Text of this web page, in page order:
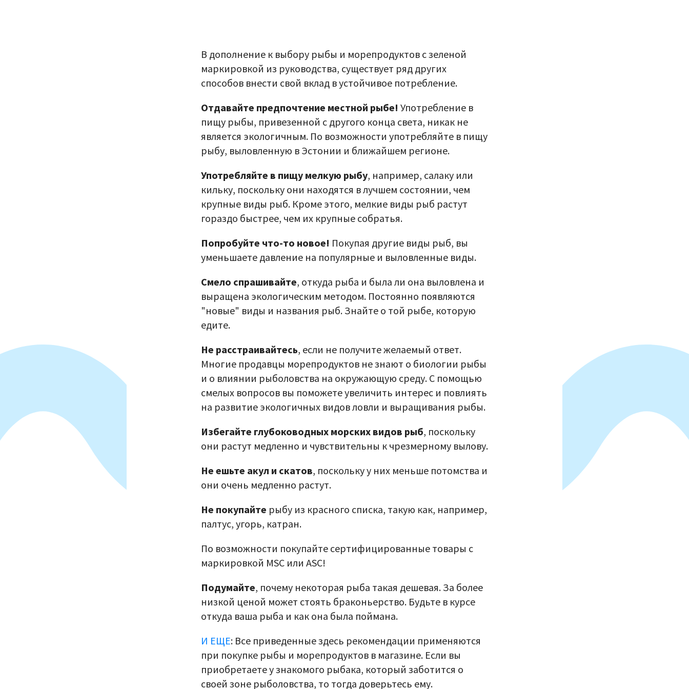
В дополнение к выбору рыбы и морепродуктов с зеленой
маркировкой из руководства, существует ряд других
способов внести свой вклад в устойчивое потребление.
Отдавайте предпочтение местной рыбе! Употребление в
пищу рыбы, привезенной с другого конца света, никак не
является экологичным. По возможности употребляйте в пищу
рыбу, выловленную в Эстонии и ближайшем регионе.
Употребляйте в пищу мелкую рыбу, например, салаку или
кильку, поскольку они находятся в лучшем состоянии, чем
крупные виды рыб. Кроме этого, мелкие виды рыб растут
гораздо быстрее, чем их крупные собратья.
Попробуйте что-то новое! Покупая другие виды рыб, вы
уменьшаете давление на популярные и выловленные виды.
Смело спрашивайте, откуда рыба и была ли она выловлена и
выращена экологическим методом. Постоянно появляются
"новые" виды и названия рыб. Знайте о той рыбе, которую
едите.
Не расстраивайтесь, если не получите желаемый ответ.
Многие продавцы морепродуктов не знают о биологии рыбы
и о влиянии рыболовства на окружающую среду. С помощью
смелых вопросов вы поможете увеличить интерес и повлиять
на развитие экологичных видов ловли и выращивания рыбы.
Избегайте глубоководных морских видов рыб, поскольку
они растут медленно и чувствительны к чрезмерному вылову.
Не ешьте акул и скатов, поскольку у них меньше потомства и
они очень медленно растут.
Не покупайте рыбу из красного списка, такую как, например,
палтус, угорь, катран.
По возможности покупайте сертифицированные товары с
маркировкой MSC или ASC!
Подумайте, почему некоторая рыба такая дешевая. За более
низкой ценой может стоять браконьерство. Будьте в курсе
откуда ваша рыба и как она была поймана.
И ЕЩЕ: Все приведенные здесь рекомендации применяются
при покупке рыбы и морепродуктов в магазине. Если вы
приобретаете у знакомого рыбака, который заботится о
своей зоне рыболовства, то тогда доверьтесь ему.